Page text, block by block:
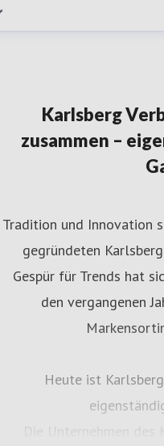
Karlsberg
zusammen –
Tradition und Innovation
gegründeten
Gespür für Trends hat
den vergangenen
Heute ist